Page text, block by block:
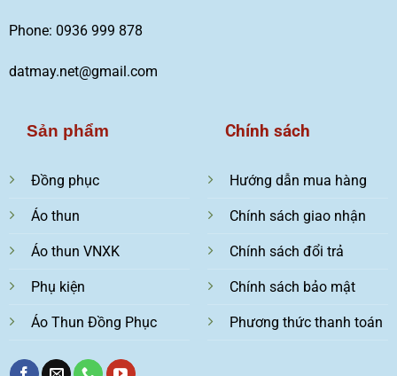
Phone: 0936 999 878
datmay.net@gmail.com
Sản phẩm
Đồng phục
Áo thun
Áo thun VNXK
Phụ kiện
Áo Thun Đồng Phục
Chính sách
Hướng dẫn mua hàng
Chính sách giao nhận
Chính sách đổi trả
Chính sách bảo mật
Phương thức thanh toán